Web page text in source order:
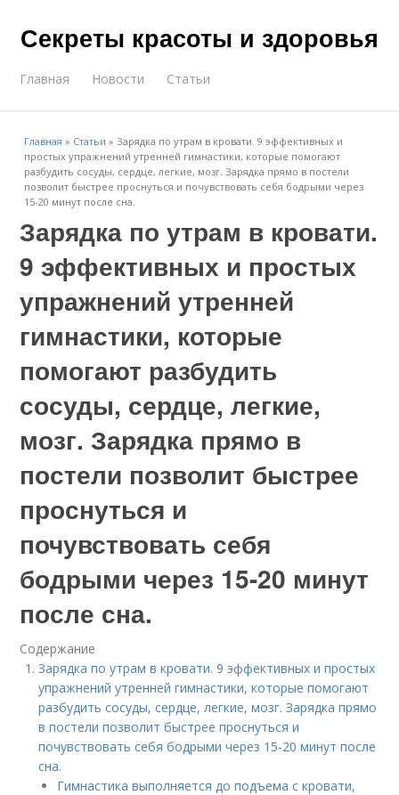
Секреты красоты и здоровья
Главная Новости Статьи
Главная » Статьи »Зарядка по утрам в кровати. 9 эффективных и
простых упражнений утренней гимнастики, которые помогают
разбудить сосуды, сердце, легкие, мозг. Зарядка прямо в постели
позволит быстрее проснуться и почувствовать себя бодрыми через
15-20 минут после сна.
Зарядка по утрам в кровати.
9 эффективных и простых
упражнений утренней
гимнастики, которые
помогают разбудить
сосуды, сердце, легкие,
мозг. Зарядка прямо в
постели позволит быстрее
проснуться и
почувствовать себя
бодрыми через 15-20 минут
после сна.
Содержание
Зарядка по утрам в кровати. 9 эффективных и простых
упражнений утренней гимнастики, которые помогают
разбудить сосуды, сердце, легкие, мозг. Зарядка прямо
в постели позволит быстрее проснуться и
почувствовать себя бодрыми через 15-20 минут после
сна.
Гимнастика выполняется до подъема с кровати,